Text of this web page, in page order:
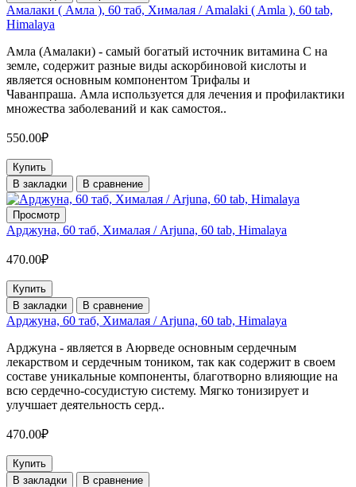
Амалаки ( Амла ), 60 таб, Хималая / Amalaki ( Amla ), 60 tab,
Himalaya
Амла (Амалаки) - самый богатый источник витамина С на
земле, содержит разные виды аскорбиновой кислоты и
является основным компонентом Трифалы и
Чаванпраша. Амла используется для лечения и профилактики
множества заболеваний и как самостоя..
550.00₽
Купить
В закладки
В сравнение
Просмотр
Арджуна, 60 таб, Хималая / Arjuna, 60 tab, Himalaya
470.00₽
Купить
В закладки
В сравнение
Арджуна, 60 таб, Хималая / Arjuna, 60 tab, Himalaya
Арджуна - является в Аюрведе основным сердечным
лекарством и сердечным тоником, так как содержит в своем
составе уникальные компоненты, благотворно влияющие на
всю сердечно-сосудистую систему. Мягко тонизирует и
улучшает деятельность серд..
470.00₽
Купить
В закладки
В сравнение